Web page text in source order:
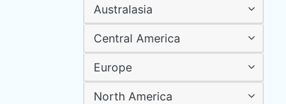
Australasia
Central America
Europe
North America